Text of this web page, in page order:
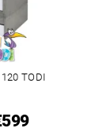
TODI